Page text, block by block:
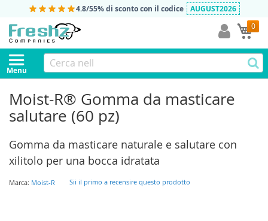
4.8/55% di sconto con il codice AUGUST2026
0
Menu
Moist-R® Gomma da masticare
salutare (60 pz)
Gomma da masticare naturale e salutare con
xilitolo per una bocca idratata
Marca: Moist-R Sii il primo a recensire questo prodotto